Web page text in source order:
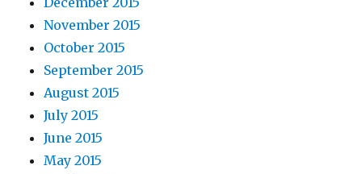
November 2015
October 2015
September 2015
August 2015
July 2015
June 2015
May 2015